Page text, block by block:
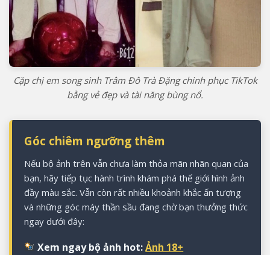
Cặp chị em song sinh Trâm Đô Trà Đặng chinh phục TikTok
bằng vẻ đẹp và tài năng bùng nổ.
Góc chiêm ngưỡng thêm
Nếu bộ ảnh trên vẫn chưa làm thỏa mãn nhãn quan của
bạn, hãy tiếp tục hành trình khám phá thế giới hình ảnh
đầy màu sắc. Vẫn còn rất nhiều khoảnh khắc ấn tượng
và những góc máy thần sầu đang chờ bạn thưởng thức
ngay dưới đây:
Xem ngay bộ ảnh hot:Ảnh 18+